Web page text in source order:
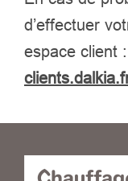
d’effectuer
espace client :